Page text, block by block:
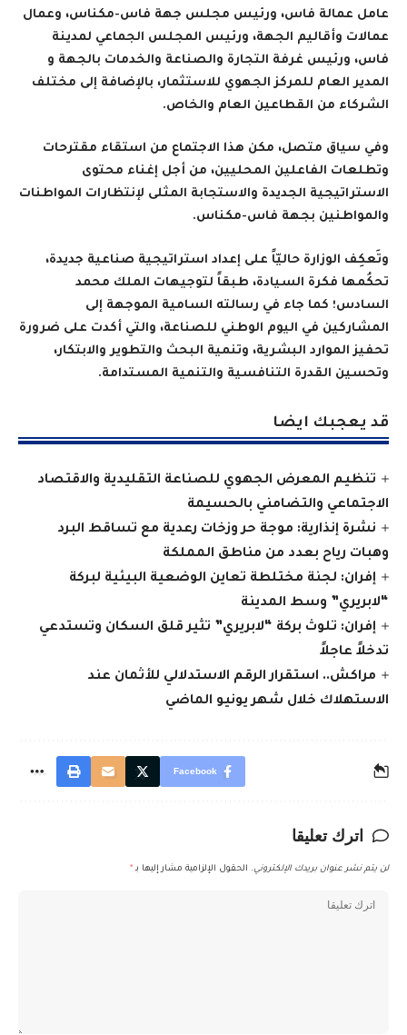
عامل عمالة فاس، ورئيس مجلس جهة فاس-مكناس، وعمال
عمالات وأقاليم الجهة، ورئيس المجلس الجماعي لمدينة
فاس، ورئيس غرفة التجارة والصناعة والخدمات بالجهة و
المدير العام للمركز الجهوي للاستثمار، بالإضافة إلى مختلف
الشركاء من القطاعين العام والخاص.
وفي سياق متصل، مكن هذا الاجتماع من استقاء مقترحات
وتطلعات الفاعلين المحليين، من أجل إغناء محتوى
الاستراتيجية الجديدة والاستجابة المثلى لإنتظارات المواطنات
والمواطنين بجهة فاس-مكناس.
وتَعكِف الوزارة حاليّاً على إعداد استراتيجية صناعية جديدة،
تحكُمها فكرة السيادة، طبقاً لتوجيهات الملك محمد
السادس؛ كما جاء في رسالته السامية الموجهة إلى
المشاركين في اليوم الوطني للصناعة، والتي أكدت على ضرورة
تحفيز الموارد البشرية، وتنمية البحث والتطوير والابتكار،
وتحسين القدرة التنافسية والتنمية المستدامة.
قد يعجبك ايضا
تنظيم المعرض الجهوي للصناعة التقليدية والاقتصاد
الاجتماعي والتضامني بالحسيمة
نشرة إنذارية: موجة حر وزخات رعدية مع تساقط البرد
وهبات رياح بعدد من مناطق المملكة
إفران: لجنة مختلطة تعاين الوضعية البيئية لبركة
“لابريري” وسط المدينة
إفران: تلوث بركة “لابريري” تثير قلق السكان وتستدعي
تدخلاً عاجلاً
مراكش.. استقرار الرقم الاستدلالي للأثمان عند
الاستهلاك خلال شهر يونيو الماضي
Facebook
اترك تعليقا
لن يتم نشر عنوان بريدك الإلكتروني. الحقول الإلزامية مشار إليها بـ *